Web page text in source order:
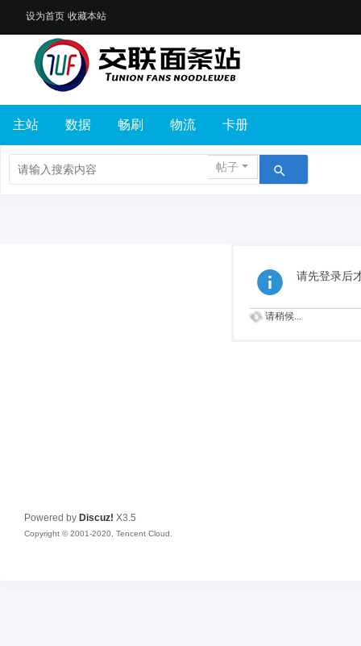
设为首页 收藏本站
主站 数据 畅刷 物流 卡册
帖子
请先登录后
请稍候...
Powered by Discuz! X3.5
Copyright © 2001-2020, Tencent Cloud.